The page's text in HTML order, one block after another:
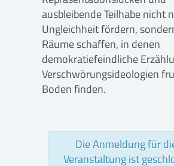
ausbleibende Teilhabe nicht
Ungleichheit fördern,
Räume schaffen, in denen
demokratiefeindliche
Verschwörungsideologien
Boden finden.
Die Anmeldung für
Veranstaltung ist